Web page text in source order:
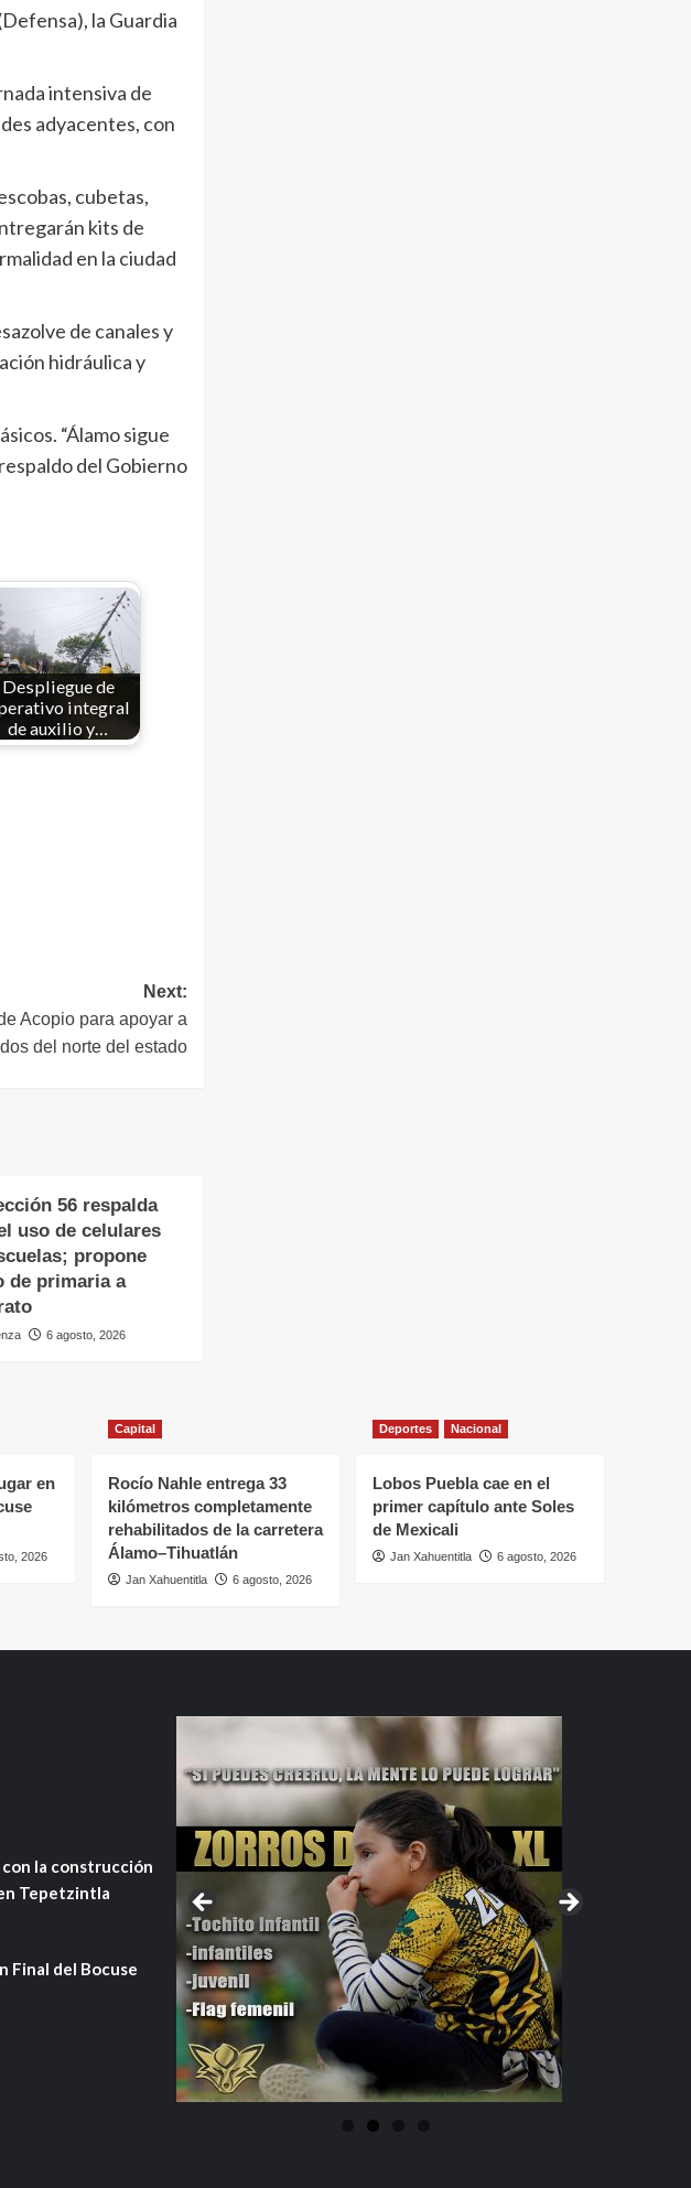
la Guardia
intensiva de
adyacentes, con
cubetas,
kits de
en la ciudad
de canales y
hidráulica y
“Álamo sigue
del Gobierno
Despliegue de
integral
de auxilio y…
Next:
Acopio para apoyar a
del norte del estado
56 respalda
uso de celulares
propone
de primaria a
6 agosto, 2026
en
2026
Capital
Rocío Nahle entrega 33
kilómetros completamente
rehabilitados de la carretera
Álamo–Tihuatlán
Jan Xahuentitla 6 agosto, 2026
Deportes Nacional
Lobos Puebla cae en el
primer capítulo ante Soles
de Mexicali
Jan Xahuentitla 6 agosto, 2026
la construcción
Tepetzintla
Final del Bocuse